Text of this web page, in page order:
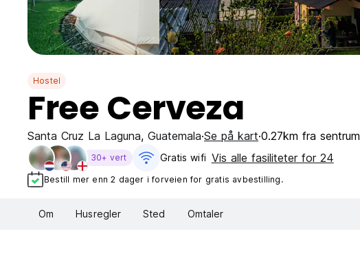
Hostel
Free Cerveza
Santa Cruz La Laguna, Guatemala Se på kart 0.27km fra sentrum
30+ vert Gratis wifi‎ Vis alle fasiliteter for 24
Bestill mer enn 2 dager i forveien for gratis avbestilling.
Om Husregler Sted Omtaler